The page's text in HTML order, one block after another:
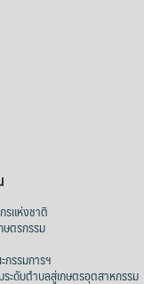
รแห่งชาติ
ตรกรรม
รรมการฯ
ะดับตำบลสู่เกษตรอุตสาหกรรม